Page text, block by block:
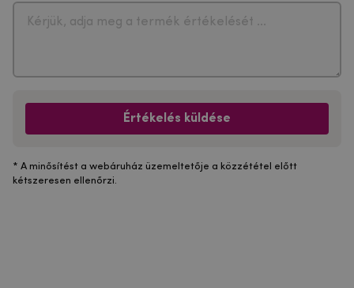
Értékelés küldése
* A minősítést a webáruház üzemeltetője a közzététel előtt
kétszeresen ellenőrzi.